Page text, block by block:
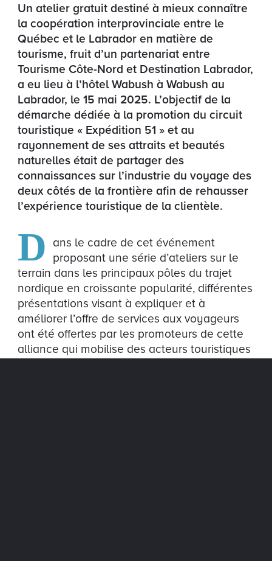
Un atelier gratuit destiné à mieux connaître
la coopération interprovinciale entre le
Québec et le Labrador en matière de
tourisme, fruit d’un partenariat entre
Tourisme Côte-Nord et Destination Labrador,
a eu lieu à l’hôtel Wabush à Wabush au
Labrador, le 15 mai 2025. L’objectif de la
démarche dédiée à la promotion du circuit
touristique « Expédition 51 » et au
rayonnement de ses attraits et beautés
naturelles était de partager des
connaissances sur l’industrie du voyage des
deux côtés de la frontière afin de rehausser
l’expérience touristique de la clientèle.
D
ans le cadre de cet événement
proposant une série d’ateliers sur le
terrain dans les principaux pôles du trajet
nordique en croissante popularité, différentes
présentations visant à expliquer et à
améliorer l’offre de services aux voyageurs
ont été offertes par les promoteurs de cette
alliance qui mobilise des acteurs touristiques